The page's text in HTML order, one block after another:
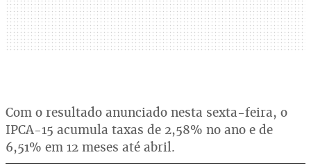
Com o resultado anunciado nesta sexta-feira, o
IPCA-15 acumula taxas de 2,58% no ano e de
6,51% em 12 meses até abril.